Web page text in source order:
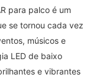
para palco é um
se tornou cada vez
músicos e
LED de baixo
e vibrantes